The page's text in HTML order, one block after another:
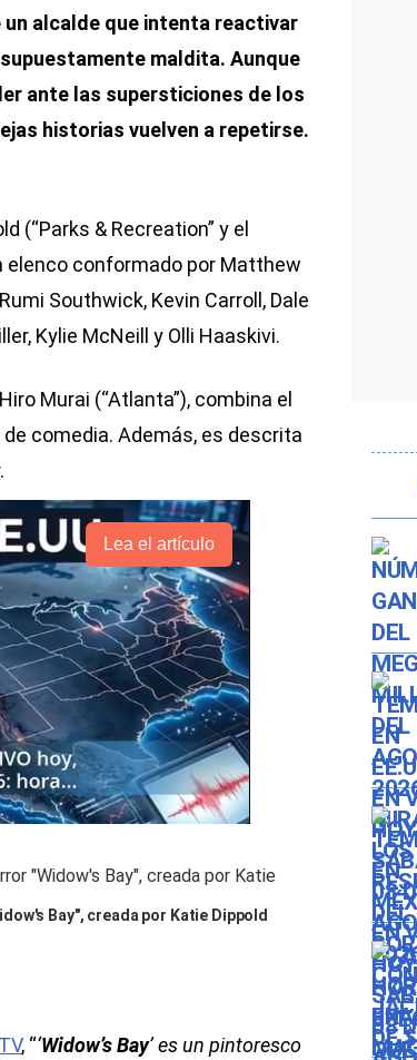
alcalde que intenta reactivar
maldita. Aunque
ante las supersticiones de los
historias vuelven a repetirse.
(“Parks & Recreation” y el
elenco conformado por Matthew
Southwick, Kevin Carroll, Dale
Kylie McNeill y Olli Haaskivi.
Murai (“Atlanta”), combina el
comedia. Además, es descrita
Lea el artículo
Bay", creada por Katie Dippold
, “‘Widow’s Bay’ es un pintoresco